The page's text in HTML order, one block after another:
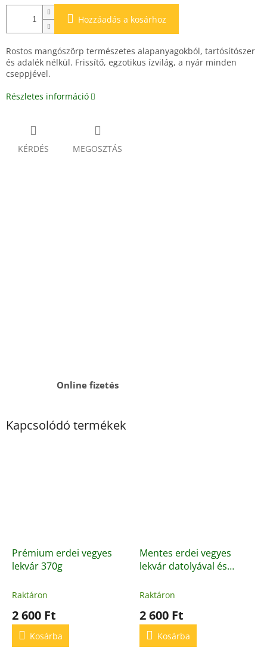
Hozzáadás a kosárhoz
Rostos mangószörp természetes alapanyagokból, tartósítószer
és adalék nélkül. Frissítő, egzotikus ízvilág, a nyár minden
cseppjével.
Részletes információ
KÉRDÉS MEGOSZTÁS
Online fizetés
Kapcsolódó termékek
Prémium erdei vegyes
lekvár 370g
Raktáron
2 600 Ft
Kosárba
Mentes erdei vegyes
lekvár datolyával és
Raktáron
2 600 Ft
Kosárba